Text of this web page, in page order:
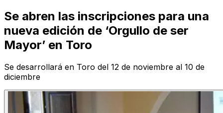
Se abren las inscripciones para una
nueva edición de ‘Orgullo de ser
Mayor’ en Toro
Se desarrollará en Toro del 12 de noviembre al 10 de
diciembre